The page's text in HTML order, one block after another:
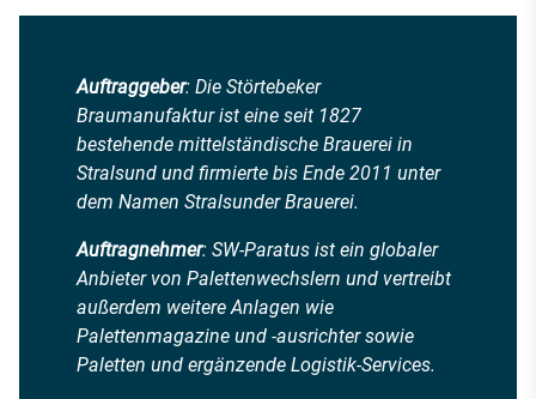
Auftraggeber: Die Störtebeker
Braumanufaktur ist eine seit 1827
bestehende mittelständische Brauerei in
Stralsund und firmierte bis Ende 2011 unter
dem Namen Stralsunder Brauerei.
Auftragnehmer: SW-Paratus ist ein globaler
Anbieter von Palettenwechslern und vertreibt
außerdem weitere Anlagen wie
Palettenmagazine und -ausrichter sowie
Paletten und ergänzende Logistik-Services.